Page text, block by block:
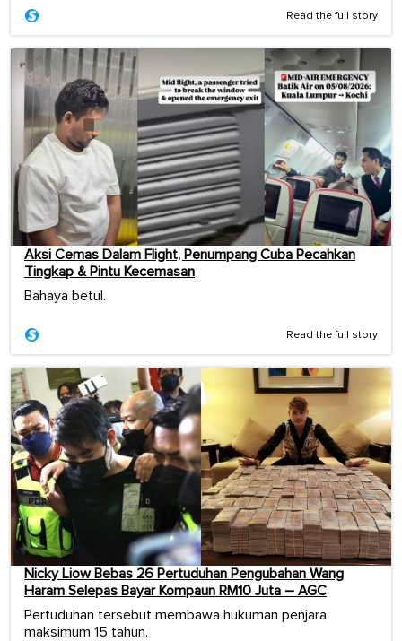
Read the full story
Aksi Cemas Dalam Flight, Penumpang Cuba Pecahkan
Tingkap & Pintu Kecemasan
Bahaya betul.
Read the full story
Nicky Liow Bebas 26 Pertuduhan Pengubahan Wang
Haram Selepas Bayar Kompaun RM10 Juta – AGC
Pertuduhan tersebut membawa hukuman penjara
maksimum 15 tahun.